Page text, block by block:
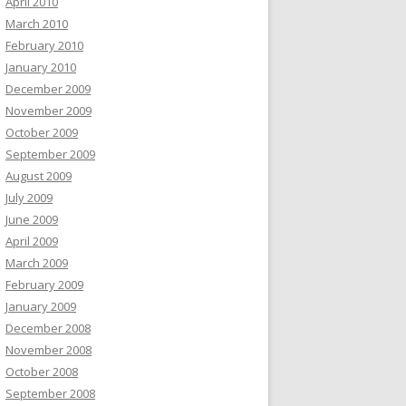
March 2010
February 2010
January 2010
December 2009
November 2009
October 2009
September 2009
August 2009
July 2009
June 2009
April 2009
March 2009
February 2009
January 2009
December 2008
November 2008
October 2008
September 2008